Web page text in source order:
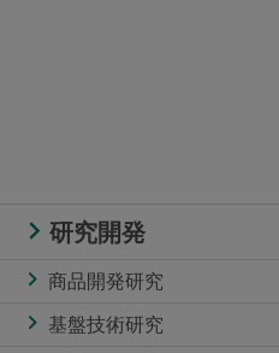
研究開発
商品開発研究
基盤技術研究